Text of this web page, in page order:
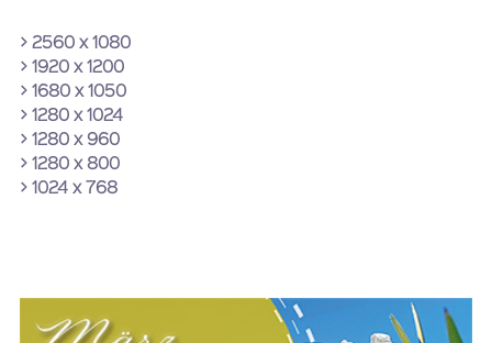
> 2560 x 1080
> 1920 x 1200
> 1680 x 1050
> 1280 x 1024
> 1280 x 960
> 1280 x 800
> 1024 x 768